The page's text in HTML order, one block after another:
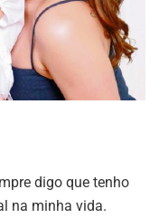
digo que tenho
na minha vida.